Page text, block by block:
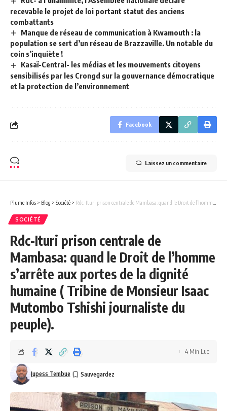
recevable le projet de loi portant statut des anciens
combattants
Manque de réseau de communication à Kwamouth : la
population se sert d’un réseau de Brazzaville. Un notable du
coin s’inquiète !
Kasaï-Central- les médias et les mouvements citoyens
sensibilisés par les Crongd sur la gouvernance démocratique
et la protection de l’environnement
Facebook
Laissez un commentaire
Plume Infos > Blog > Société > Rdc-Ituri prison centrale de Mambasa: quand le Droit de l’homme s’arrête aux portes de la dignité humaine ( Tribine de Monsieur Isaac Mutombo Tshishi journaliste du peuple).
SOCIÉTÉ
Rdc-Ituri prison centrale de
Mambasa: quand le Droit de l’homme
s’arrête aux portes de la dignité
humaine ( Tribine de Monsieur Isaac
Mutombo Tshishi journaliste du
peuple).
Jupess Tembue
4 Min Lue